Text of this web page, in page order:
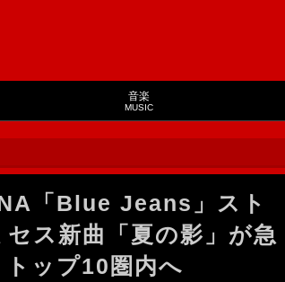
音楽
MUSIC
「Blue Jeans」スト
ス新曲「夏の影」が急
ップ10圏内へ